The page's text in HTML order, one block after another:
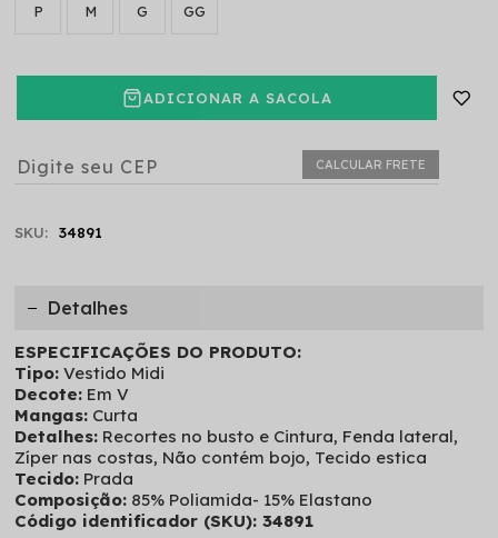
P M G GG
ADICIONAR A SACOLA
CALCULAR FRETE
SKU: 34891
Detalhes
ESPECIFICAÇÕES DO PRODUTO:
Tipo: Vestido Midi
Decote: Em V
Mangas: Curta
Detalhes: Recortes no busto e Cintura, Fenda lateral,
Zíper nas costas, Não contém bojo, Tecido estica
Tecido: Prada
Composição: 85% Poliamida- 15% Elastano
Código identificador (SKU): 34891